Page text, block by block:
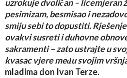
uzrokuje dvoličan – licemjeran
pesimizam, besmisao i
smiju sebi to dopustiti.
ovakvi susreti i duhovne
sakramenti – zato ustrajte u
kvasac vjere među svojim
mladima don Ivan Terze.